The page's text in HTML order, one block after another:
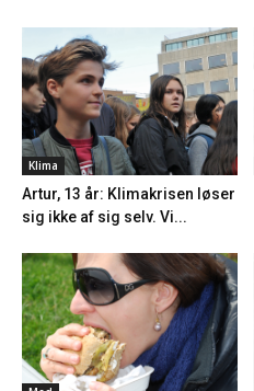
Klima
Artur, 13 år: Klimakrisen løser
sig ikke af sig selv. Vi...